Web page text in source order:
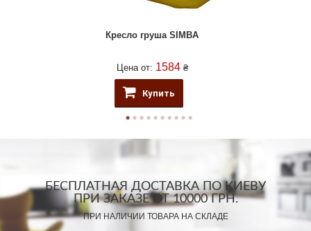
Кресло груша SIMBA
Цена от: 1584 ₴
Купить
БЕСПЛАТНАЯ ДОСТАВКА ПО КИЕВУ
ПРИ ЗАКАЗЕ ОТ 10000 ГРН.
ПРИ НАЛИЧИИ ТОВАРА НА СКЛАДЕ